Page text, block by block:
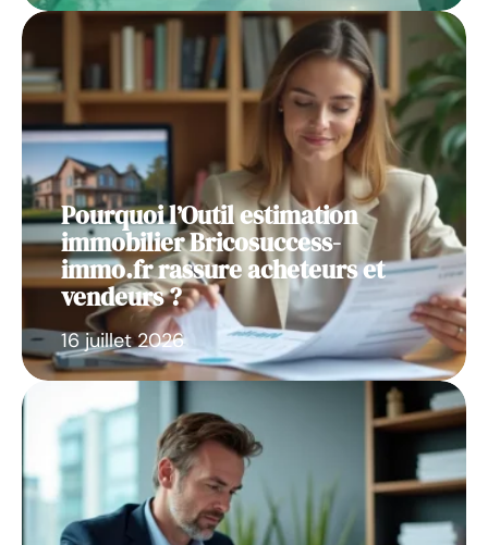
Pourquoi l’Outil estimation
immobilier Bricosuccess-
immo.fr rassure acheteurs et
vendeurs ?
16 juillet 2026